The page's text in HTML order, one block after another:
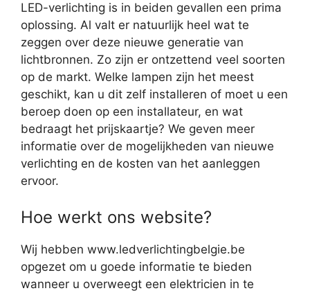
LED-verlichting is in beiden gevallen een prima
oplossing. Al valt er natuurlijk heel wat te
zeggen over deze nieuwe generatie van
lichtbronnen. Zo zijn er ontzettend veel soorten
op de markt. Welke lampen zijn het meest
geschikt, kan u dit zelf installeren of moet u een
beroep doen op een installateur, en wat
bedraagt het prijskaartje? We geven meer
informatie over de mogelijkheden van nieuwe
verlichting en de kosten van het aanleggen
ervoor.
Hoe werkt ons website?
Wij hebben www.ledverlichtingbelgie.be
opgezet om u goede informatie te bieden
wanneer u overweegt een elektricien in te